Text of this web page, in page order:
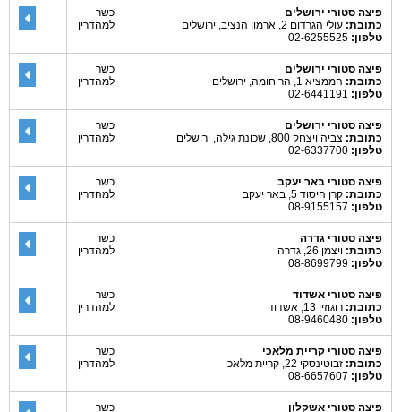
פיצה סטורי ירושלים
כתובת: עולי הגרדום 2, ארמון הנציב, ירושלים
טלפון:
כשר
למהדרין
פיצה סטורי ירושלים
כתובת: הממציא 1, הר חומה, ירושלים
טלפון:
כשר
למהדרין
פיצה סטורי ירושלים
כתובת: צביה ויצחק 800, שכונת גילה, ירושלים
טלפון:
כשר
למהדרין
פיצה סטורי באר יעקב
כתובת: קרן היסוד 5, באר יעקב
טלפון:
כשר
למהדרין
פיצה סטורי גדרה
כתובת: ויצמן 26, גדרה
טלפון:
כשר
למהדרין
פיצה סטורי אשדוד
כתובת: רוגוזין 13, אשדוד
טלפון:
כשר
למהדרין
פיצה סטורי קריית מלאכי
כתובת: זבוטינסקי 22, קריית מלאכי
טלפון:
כשר
למהדרין
פיצה סטורי אשקלון
כשר